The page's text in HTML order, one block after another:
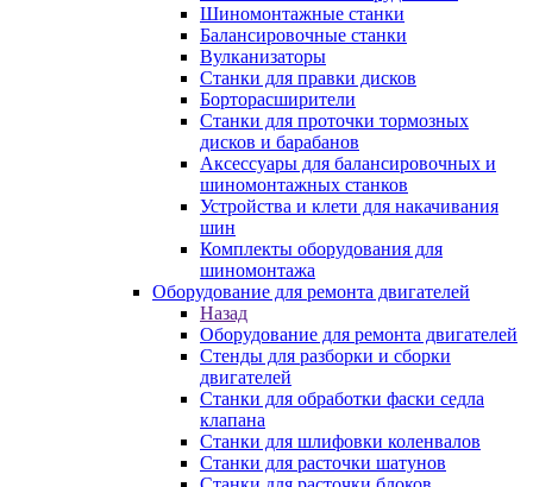
Шиномонтажные станки
Балансировочные станки
Вулканизаторы
Станки для правки дисков
Борторасширители
Станки для проточки тормозных
дисков и барабанов
Аксессуары для балансировочных и
шиномонтажных станков
Устройства и клети для накачивания
шин
Комплекты оборудования для
шиномонтажа
Оборудование для ремонта двигателей
Назад
Оборудование для ремонта двигателей
Стенды для разборки и сборки
двигателей
Станки для обработки фаски седла
клапана
Станки для шлифовки коленвалов
Станки для расточки шатунов